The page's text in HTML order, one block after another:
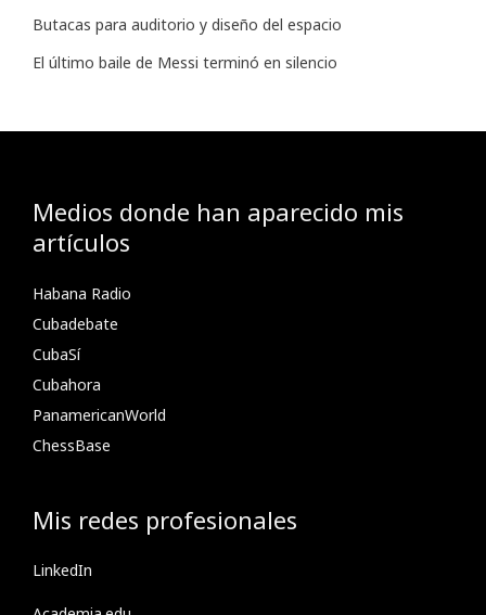
Butacas para auditorio y diseño del espacio
El último baile de Messi terminó en silencio
Medios donde han aparecido mis
artículos
Habana Radio
Cubadebate
CubaSí
Cubahora
PanamericanWorld
ChessBase
Mis redes profesionales
LinkedIn